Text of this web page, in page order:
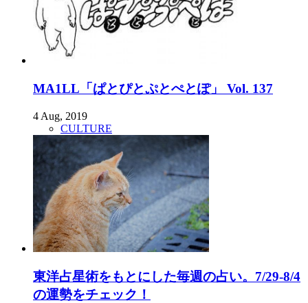
MA1LL「ぱとぴとぷとぺとぽ」 Vol. 137
4 Aug, 2019
CULTURE
東洋占星術をもとにした毎週の占い。7/29-8/4
の運勢をチェック！